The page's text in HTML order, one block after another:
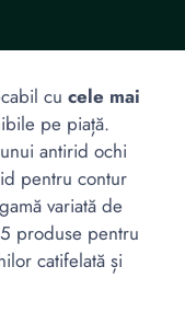
cu cele mai
pe piață.
antirid ochi
pentru contur
variată de
produse pentru
catifelată și